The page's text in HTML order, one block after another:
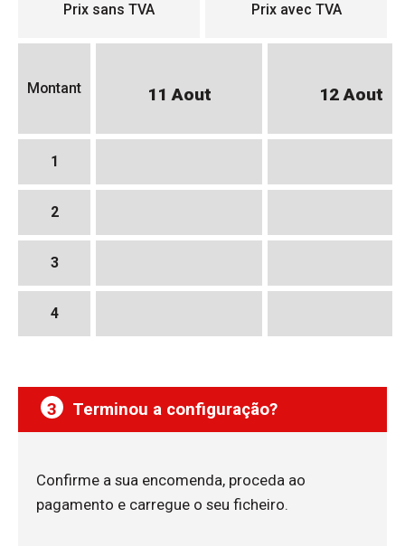
Prix sans TVA Prix avec TVA
Montant 11 Aout 12 Aout
1
2
3
4
3 Terminou a configuração?
Confirme a sua encomenda, proceda ao
pagamento e carregue o seu ficheiro.